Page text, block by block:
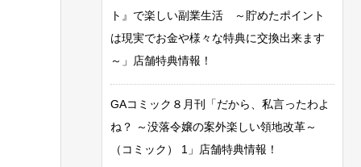
ト』で楽しい副業生活 ～貯めたポイント
は現実でお金や様々な特典に交換出来ます
～」店舗特典情報！
GAコミック８月刊「だから、私言ったわよ
ね？ ～没落令嬢の案外楽しい領地改革～
（コミック） 1」店舗特典情報！